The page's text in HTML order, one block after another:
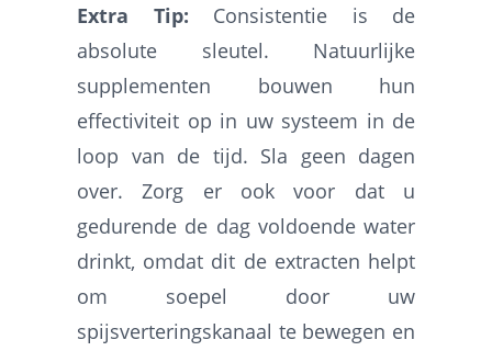
Extra Tip: Consistentie is de
absolute sleutel. Natuurlijke
supplementen bouwen hun
effectiviteit op in uw systeem in de
loop van de tijd. Sla geen dagen
over. Zorg er ook voor dat u
gedurende de dag voldoende water
drinkt, omdat dit de extracten helpt
om soepel door uw
spijsverteringskanaal te bewegen en